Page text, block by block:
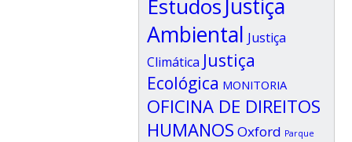
EstudosJustiça
Ambiental Justiça
Climática Justiça
Ecológica MONITORIA
OFICINA DE DIREITOS
HUMANOS Oxford Parque